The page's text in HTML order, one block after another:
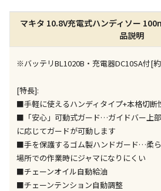
できません）
※同時購入の商品は、全て同
特定の店舗のみで受取ができ
お届けができません）
委託業者によりお届けする商
※ほか商品との同時購入はでき
が、ご購入手続きを分けてお
※支払い方法の代金引換は選択
※電話注文はできません。
宅配のみでお届けする商品で
マキタ 10.8V充電式ハンディソー
品説明
※バッテリBL1020B・充電器DC10SA付[
[特長]:
■手軽に使えるハンディタイプ+本格切断
■「安心」可動式ガード…ガイドバー上
に応じてガードが可動します
■手を保護するゴム製ハンドガード…柔
場所での作業時にジャマになりにくい
■チェーンオイル自動給油
■チェーンテンション自動調整